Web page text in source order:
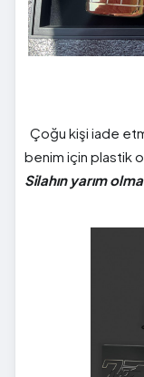
Çoğu kişi iade
benim için plastik
Silahın yarım